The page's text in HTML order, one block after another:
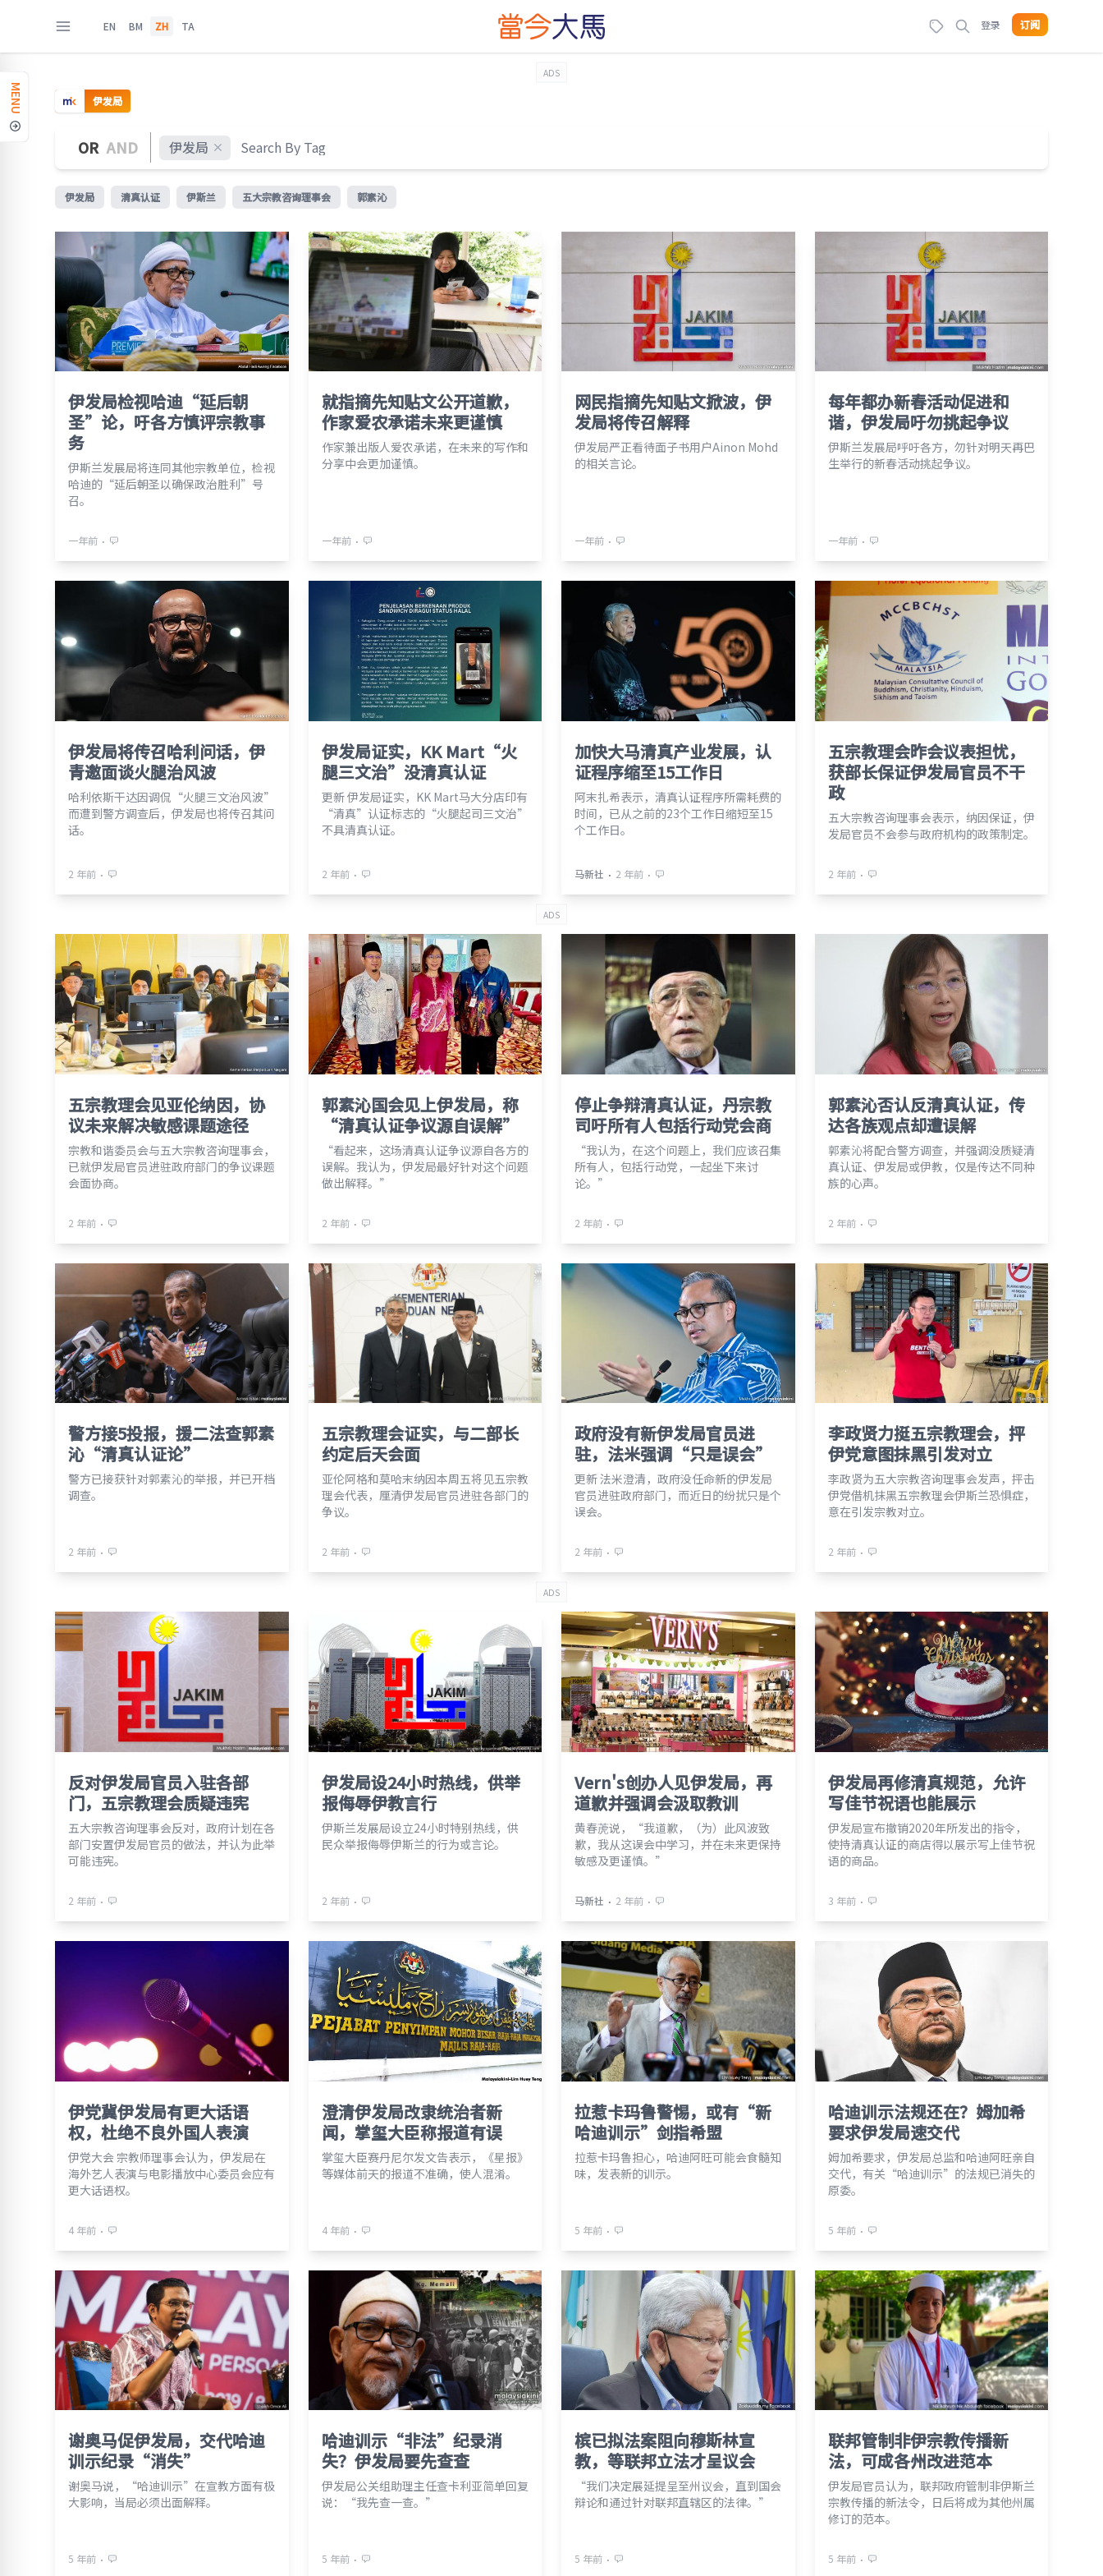
EN BM ZH TA 登录 订阅
MENU
ADS
伊发局
OR AND 伊发局
伊发局 清真认证 伊斯兰 五大宗教咨询理事会 郭素沁
伊发局检视哈迪“延后朝
圣”论，吁各方慎评宗教事
务
伊斯兰发展局将连同其他宗教单位，检视
哈迪的“延后朝圣以确保政治胜利”号
召。
一年前 ⋅
就指摘先知贴文公开道歉，
作家爱农承诺未来更谨慎
作家兼出版人爱农承诺，在未来的写作和
分享中会更加谨慎。
一年前 ⋅
网民指摘先知贴文掀波，伊
发局将传召解释
伊发局严正看待面子书用户Ainon Mohd
的相关言论。
一年前 ⋅
每年都办新春活动促进和
谐，伊发局吁勿挑起争议
伊斯兰发展局呼吁各方，勿针对明天再巴
生举行的新春活动挑起争议。
一年前 ⋅
伊发局将传召哈利问话，伊
青邀面谈火腿治风波
哈利依斯干达因调侃“火腿三文治风波”
而遭到警方调查后，伊发局也将传召其问
话。
2 年前 ⋅
伊发局证实，KK Mart“火
腿三文治”没清真认证
更新 伊发局证实，KK Mart马大分店印有
“清真”认证标志的“火腿起司三文治”
不具清真认证。
2 年前 ⋅
加快大马清真产业发展，认
证程序缩至15工作日
阿末扎希表示，清真认证程序所需耗费的
时间，已从之前的23个工作日缩短至15
个工作日。
马新社 ⋅ 2 年前 ⋅
五宗教理会昨会议表担忧，
获部长保证伊发局官员不干
政
五大宗教咨询理事会表示，纳因保证，伊
发局官员不会参与政府机构的政策制定。
2 年前 ⋅
ADS
五宗教理会见亚伦纳因，协
议未来解决敏感课题途径
宗教和谐委员会与五大宗教咨询理事会，
已就伊发局官员进驻政府部门的争议课题
会面协商。
2 年前 ⋅
郭素沁国会见上伊发局，称
“清真认证争议源自误解”
“看起来，这场清真认证争议源自各方的
误解。我认为，伊发局最好针对这个问题
做出解释。”
2 年前 ⋅
停止争辩清真认证，丹宗教
司吁所有人包括行动党会商
“我认为，在这个问题上，我们应该召集
所有人，包括行动党，一起坐下来讨
论。”
2 年前 ⋅
郭素沁否认反清真认证，传
达各族观点却遭误解
郭素沁将配合警方调查，并强调没质疑清
真认证、伊发局或伊教，仅是传达不同种
族的心声。
2 年前 ⋅
警方接5投报，援二法查郭素
沁“清真认证论”
警方已接获针对郭素沁的举报，并已开档
调查。
2 年前 ⋅
五宗教理会证实，与二部长
约定后天会面
亚伦阿格和莫哈末纳因本周五将见五宗教
理会代表，厘清伊发局官员进驻各部门的
争议。
2 年前 ⋅
政府没有新伊发局官员进
驻，法米强调“只是误会”
更新 法米澄清，政府没任命新的伊发局
官员进驻政府部门，而近日的纷扰只是个
误会。
2 年前 ⋅
李政贤力挺五宗教理会，抨
伊党意图抹黑引发对立
李政贤为五大宗教咨询理事会发声，抨击
伊党借机抹黑五宗教理会伊斯兰恐惧症，
意在引发宗教对立。
2 年前 ⋅
ADS
反对伊发局官员入驻各部
门，五宗教理会质疑违宪
五大宗教咨询理事会反对，政府计划在各
部门安置伊发局官员的做法，并认为此举
可能违宪。
2 年前 ⋅
伊发局设24小时热线，供举
报侮辱伊教言行
伊斯兰发展局设立24小时特别热线，供
民众举报侮辱伊斯兰的行为或言论。
2 年前 ⋅
Vern's创办人见伊发局，再
道歉并强调会汲取教训
黄春萀说，“我道歉，（为）此风波致
歉，我从这误会中学习，并在未来更保持
敏感及更谨慎。”
马新社 ⋅ 2 年前 ⋅
伊发局再修清真规范，允许
写佳节祝语也能展示
伊发局宣布撤销2020年所发出的指令，
使持清真认证的商店得以展示写上佳节祝
语的商品。
3 年前 ⋅
伊党冀伊发局有更大话语
权，杜绝不良外国人表演
伊党大会 宗教师理事会认为，伊发局在
海外艺人表演与电影播放中心委员会应有
更大话语权。
4 年前 ⋅
澄清伊发局改隶统治者新
闻，掌玺大臣称报道有误
掌玺大臣赛丹尼尔发文告表示，《星报》
等媒体前天的报道不准确，使人混淆。
4 年前 ⋅
拉惹卡玛鲁警惕，或有“新
哈迪训示”剑指希盟
拉惹卡玛鲁担心，哈迪阿旺可能会食髓知
味，发表新的训示。
5 年前 ⋅
哈迪训示法规还在？姆加希
要求伊发局速交代
姆加希要求，伊发局总监和哈迪阿旺亲自
交代，有关“哈迪训示”的法规已消失的
原委。
5 年前 ⋅
谢奥马促伊发局，交代哈迪
训示纪录“消失”
谢奥马说，“哈迪训示”在宣教方面有极
大影响，当局必须出面解释。
5 年前 ⋅
哈迪训示“非法”纪录消
失？伊发局要先查查
伊发局公关组助理主任查卡利亚简单回复
说：“我先查一查。”
5 年前 ⋅
槟已拟法案阻向穆斯林宣
教，等联邦立法才呈议会
“我们决定展延提呈至州议会，直到国会
辩论和通过针对联邦直辖区的法律。”
5 年前 ⋅
联邦管制非伊宗教传播新
法，可成各州改进范本
伊发局官员认为，联邦政府管制非伊斯兰
宗教传播的新法令，日后将成为其他州属
修订的范本。
5 年前 ⋅